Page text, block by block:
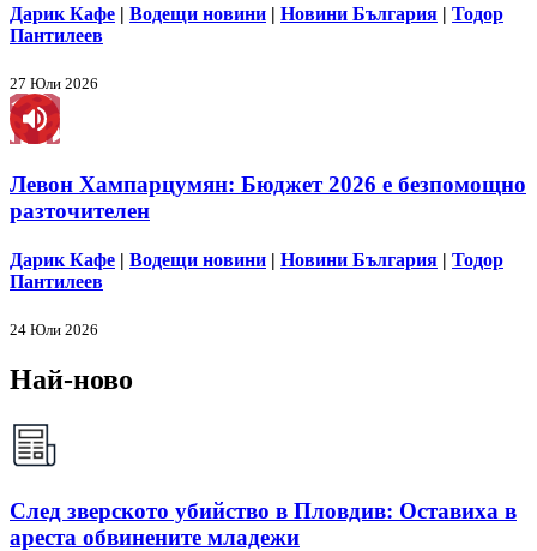
Дарик Кафе | Водещи новини | Новини България | Тодор
Пантилеев
27 Юли 2026
Левон Хампарцумян: Бюджет 2026 е безпомощно
разточителен
Дарик Кафе | Водещи новини | Новини България | Тодор
Пантилеев
24 Юли 2026
Най-ново
След зверското убийство в Пловдив: Оставиха в
ареста обвинените младежи